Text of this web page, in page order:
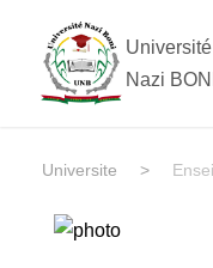
Université
Nazi BONI
Universite >